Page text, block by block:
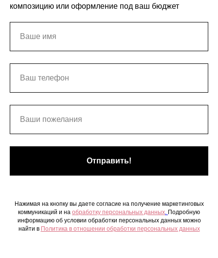
композицию или оформление под ваш бюджет
Отправить!
Нажимая на кнопку вы даете согласие на получение маркетинговых
коммуникаций и на обработку персональных данных Подробную
информацию об условии обработки персональных данных можно
найти в Политика в отношении обработки персональных данных